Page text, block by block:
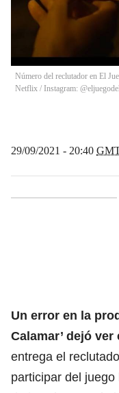
Número del reclutador en El
Netflix / Instagram:
29/09/2021 - 20:40
Un error en la
Calamar’ dejó
entrega el
participar del